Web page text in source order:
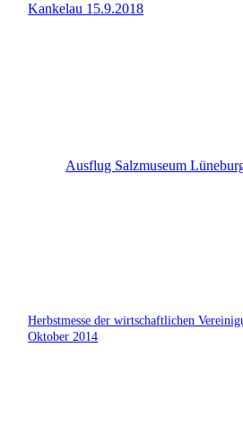
Kankelau 15.9.2018
Ausflug Salzmuseum
Herbstmesse der wirtschaftlichen
Oktober 2014